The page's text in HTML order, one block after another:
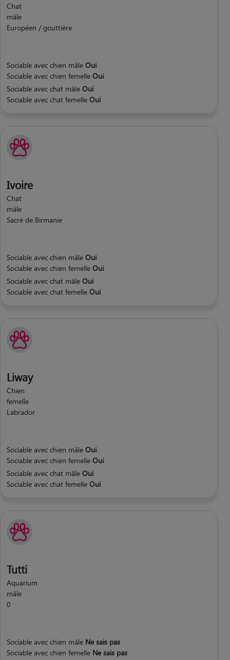
Chat
mâle
Européen / gouttière
Sociable avec chien mâle Oui
Sociable avec chien femelle Oui
Sociable avec chat mâle Oui
Sociable avec chat femelle Oui
Ivoire
Chat
mâle
Sacré de Birmanie
Sociable avec chien mâle Oui
Sociable avec chien femelle Oui
Sociable avec chat mâle Oui
Sociable avec chat femelle Oui
Liway
Chien
femelle
Labrador
Sociable avec chien mâle Oui
Sociable avec chien femelle Oui
Sociable avec chat mâle Oui
Sociable avec chat femelle Oui
Tutti
Aquarium
mâle
0
Sociable avec chien mâle Ne sais pas
Sociable avec chien femelle Ne sais pas